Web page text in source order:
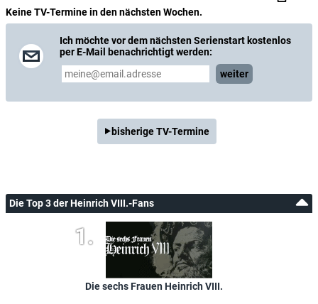
Keine TV-Termine in den nächsten Wochen.
Ich möchte vor dem nächsten Serienstart kostenlos
per E-Mail benachrichtigt werden:
weiter
bisherige TV-Termine
Die Top 3 der Heinrich VIII.-Fans
Die sechs Frauen Heinrich VIII.